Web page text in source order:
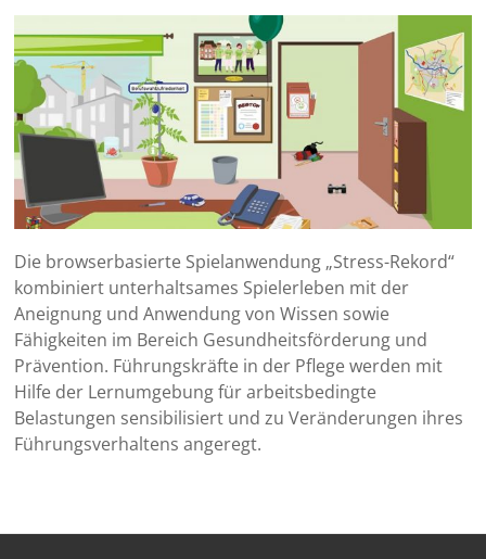
Die browserbasierte Spielanwendung „Stress-Rekord“
kombiniert unterhaltsames Spielerleben mit der
Aneignung und Anwendung von Wissen sowie
Fähigkeiten im Bereich Gesundheitsförderung und
Prävention. Führungskräfte in der Pflege werden mit
Hilfe der Lernumgebung für arbeitsbedingte
Belastungen sensibilisiert und zu Veränderungen ihres
Führungsverhaltens angeregt.